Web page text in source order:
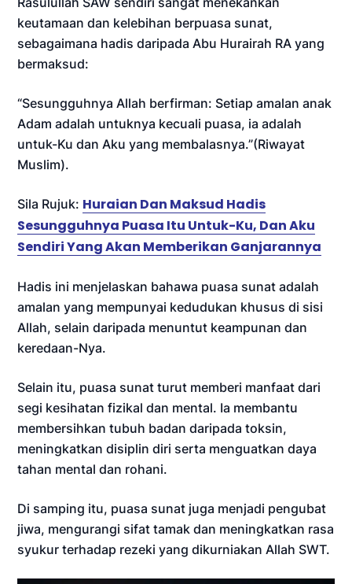
keutamaan dan kelebihan berpuasa sunat,
sebagaimana hadis daripada Abu Hurairah RA yang
bermaksud:
“Sesungguhnya Allah berfirman: Setiap amalan anak
Adam adalah untuknya kecuali puasa, ia adalah
untuk-Ku dan Aku yang membalasnya.”(Riwayat
Muslim).
Sila Rujuk: Huraian Dan Maksud Hadis
Sesungguhnya Puasa Itu Untuk-Ku, Dan Aku
Sendiri Yang Akan Memberikan Ganjarannya
Hadis ini menjelaskan bahawa puasa sunat adalah
amalan yang mempunyai kedudukan khusus di sisi
Allah, selain daripada menuntut keampunan dan
keredaan-Nya.
Selain itu, puasa sunat turut memberi manfaat dari
segi kesihatan fizikal dan mental. Ia membantu
membersihkan tubuh badan daripada toksin,
meningkatkan disiplin diri serta menguatkan daya
tahan mental dan rohani.
Di samping itu, puasa sunat juga menjadi pengubat
jiwa, mengurangi sifat tamak dan meningkatkan rasa
syukur terhadap rezeki yang dikurniakan Allah SWT.